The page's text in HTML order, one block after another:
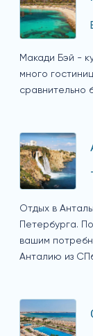
Макади Бэй -
много
сравнительно
Отдых в
Петербурга.
вашим
Анталию из